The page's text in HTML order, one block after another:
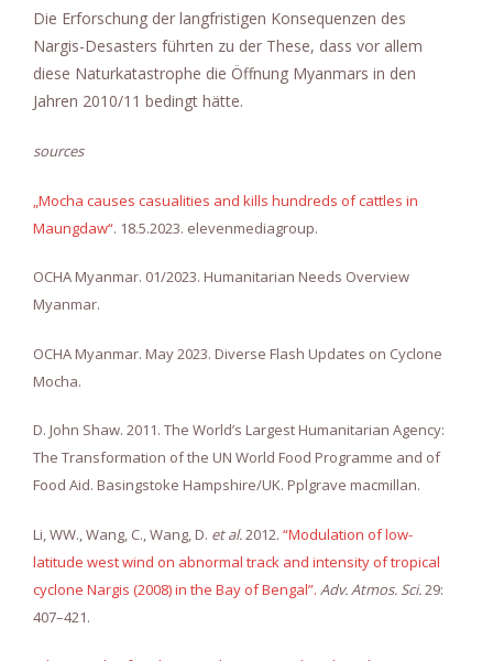
Die Erforschung der langfristigen Konsequenzen des
Nargis-Desasters führten zu der These, dass vor allem
diese Naturkatastrophe die Öffnung Myanmars in den
Jahren 2010/11 bedingt hätte.
sources
„Mocha causes casualities and kills hundreds of cattles in
Maungdaw“. 18.5.2023. elevenmediagroup.
OCHA Myanmar. 01/2023. Humanitarian Needs Overview
Myanmar.
OCHA Myanmar. May 2023. Diverse Flash Updates on Cyclone
Mocha.
D. John Shaw. 2011. The World’s Largest Humanitarian Agency:
The Transformation of the UN World Food Programme and of
Food Aid. Basingstoke Hampshire/UK. Pplgrave macmillan.
Li, WW., Wang, C., Wang, D. et al.2012. “Modulation of low-
latitude west wind on abnormal track and intensity of tropical
cyclone Nargis (2008) in the Bay of Bengal”. Adv. Atmos. Sci.29:
407–421.